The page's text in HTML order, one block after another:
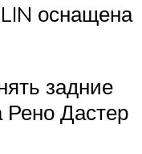
оснащена
задние
Рено Дастер